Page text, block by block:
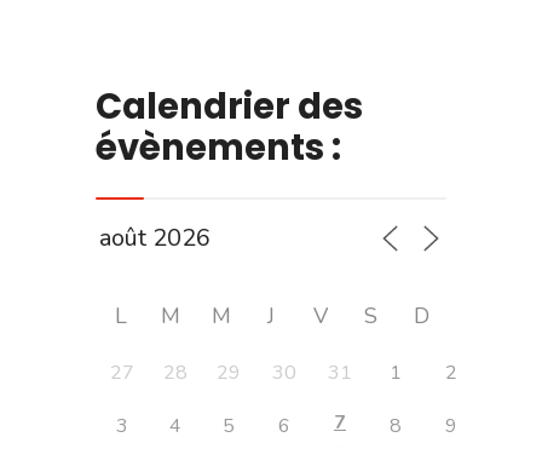
Calendrier des
évènements :
L M M J V S D
27 28 29 30 31 1
2
3
4 5 6 7 8 9